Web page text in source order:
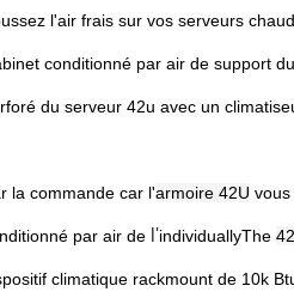
l'air frais sur vos serveurs
conditionné par air de support
du serveur 42u avec un
la commande car l'armoire 42U
par air de l'individuallyThe
climatique rackmount de 10k